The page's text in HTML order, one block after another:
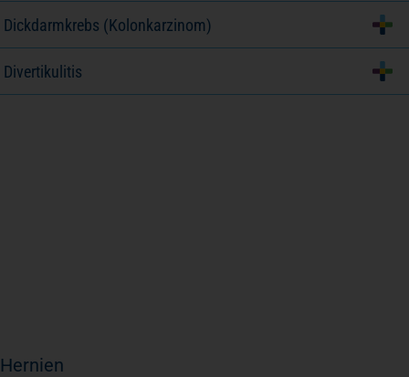
Dickdarmkrebs (Kolonkarzinom)
Divertikulitis
Hernien